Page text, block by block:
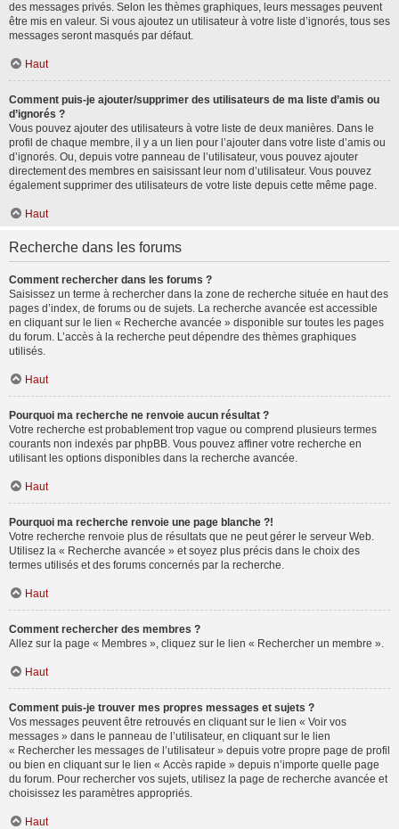
des messages privés. Selon les thèmes graphiques, leurs messages peuvent
être mis en valeur. Si vous ajoutez un utilisateur à votre liste d’ignorés, tous ses
messages seront masqués par défaut.
Haut
Comment puis-je ajouter/supprimer des utilisateurs de ma liste d’amis ou
d’ignorés ?
Vous pouvez ajouter des utilisateurs à votre liste de deux manières. Dans le
profil de chaque membre, il y a un lien pour l’ajouter dans votre liste d’amis ou
d’ignorés. Ou, depuis votre panneau de l’utilisateur, vous pouvez ajouter
directement des membres en saisissant leur nom d’utilisateur. Vous pouvez
également supprimer des utilisateurs de votre liste depuis cette même page.
Haut
Recherche dans les forums
Comment rechercher dans les forums ?
Saisissez un terme à rechercher dans la zone de recherche située en haut des
pages d’index, de forums ou de sujets. La recherche avancée est accessible
en cliquant sur le lien « Recherche avancée » disponible sur toutes les pages
du forum. L’accès à la recherche peut dépendre des thèmes graphiques
utilisés.
Haut
Pourquoi ma recherche ne renvoie aucun résultat ?
Votre recherche est probablement trop vague ou comprend plusieurs termes
courants non indexés par phpBB. Vous pouvez affiner votre recherche en
utilisant les options disponibles dans la recherche avancée.
Haut
Pourquoi ma recherche renvoie une page blanche ?!
Votre recherche renvoie plus de résultats que ne peut gérer le serveur Web.
Utilisez la « Recherche avancée » et soyez plus précis dans le choix des
termes utilisés et des forums concernés par la recherche.
Haut
Comment rechercher des membres ?
Allez sur la page « Membres », cliquez sur le lien « Rechercher un membre ».
Haut
Comment puis-je trouver mes propres messages et sujets ?
Vos messages peuvent être retrouvés en cliquant sur le lien « Voir vos
messages » dans le panneau de l’utilisateur, en cliquant sur le lien
« Rechercher les messages de l’utilisateur » depuis votre propre page de profil
ou bien en cliquant sur le lien « Accès rapide » depuis n’importe quelle page
du forum. Pour rechercher vos sujets, utilisez la page de recherche avancée et
choisissez les paramètres appropriés.
Haut